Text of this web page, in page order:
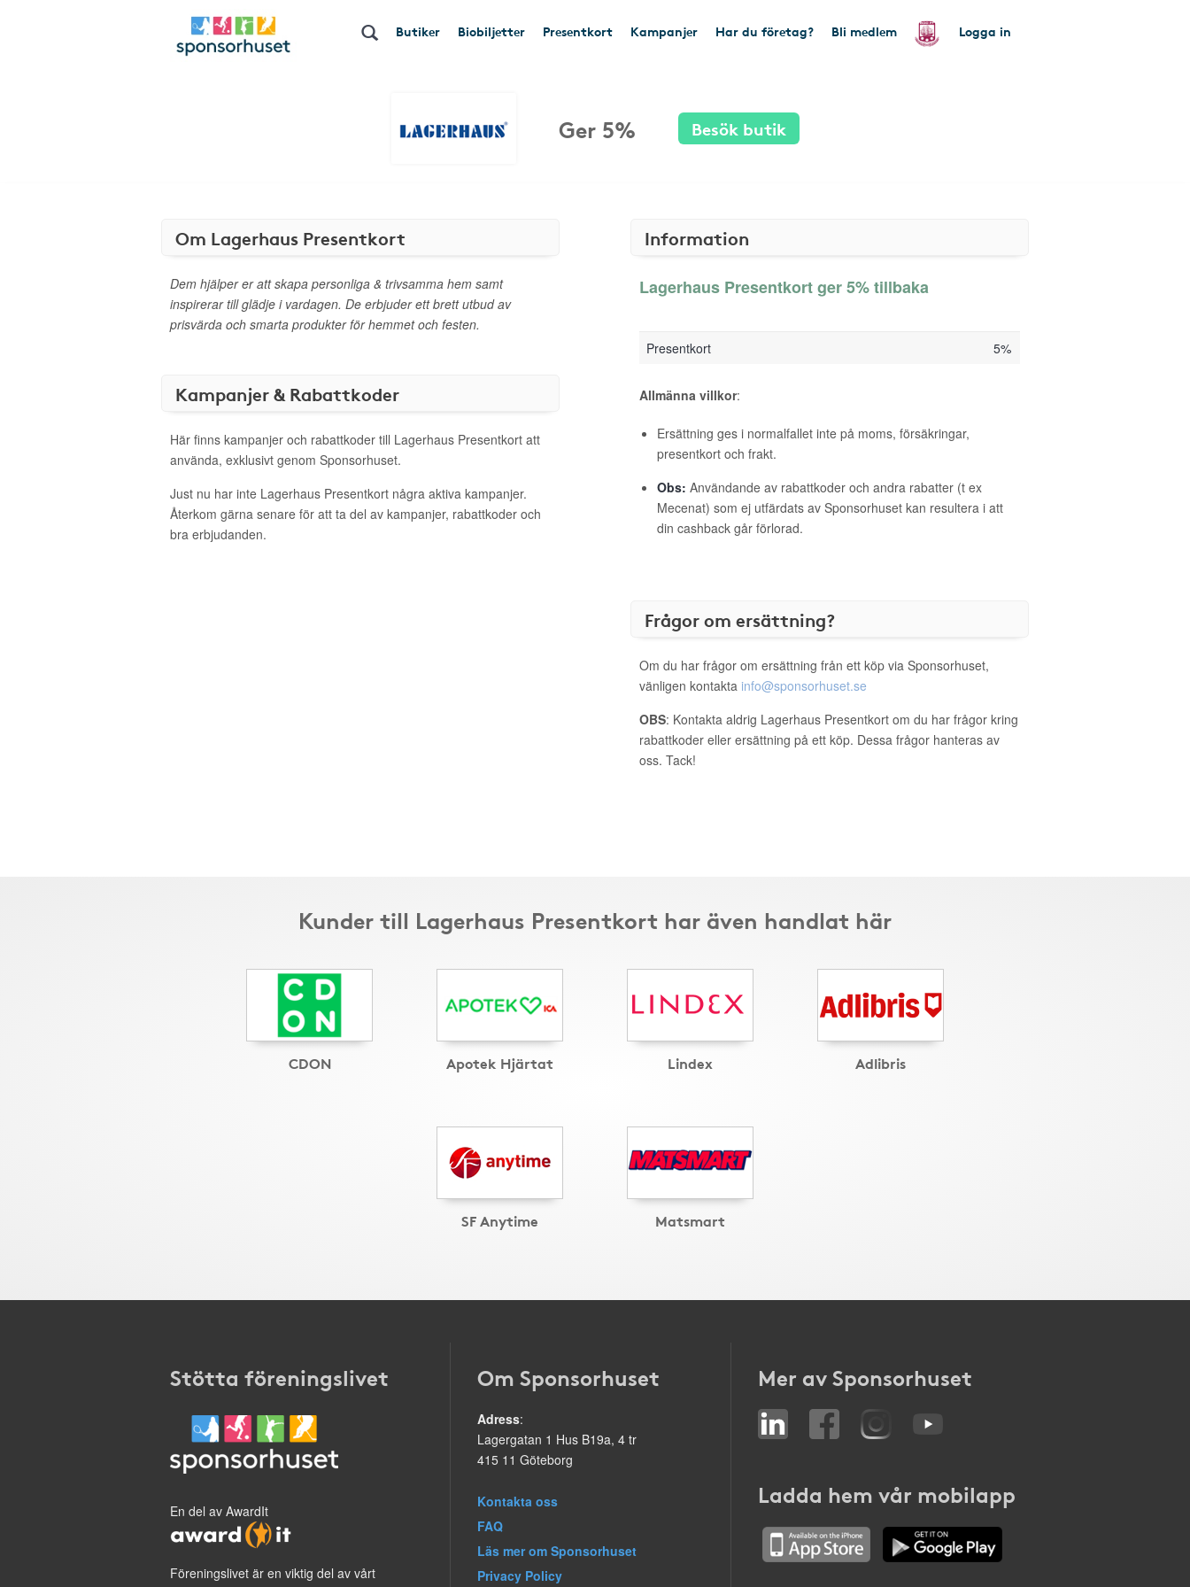
Butiker Biobiljetter Presentkort Kampanjer Har du företag? Bli medlem Logga in
Ger 5% Besök butik
Om Lagerhaus Presentkort
Dem hjälper er att skapa personliga & trivsamma hem samt
inspirerar till glädje i vardagen. De erbjuder ett brett utbud av
prisvärda och smarta produkter för hemmet och festen.
Kampanjer & Rabattkoder
Här finns kampanjer och rabattkoder till Lagerhaus Presentkort att
använda, exklusivt genom Sponsorhuset.
Just nu har inte Lagerhaus Presentkort några aktiva kampanjer.
Återkom gärna senare för att ta del av kampanjer, rabattkoder och
bra erbjudanden.
Information
Lagerhaus Presentkort ger 5% tillbaka
Presentkort 5%
Allmänna villkor:
Ersättning ges i normalfallet inte på moms, försäkringar,
presentkort och frakt.
Obs: Användande av rabattkoder och andra rabatter (t ex
Mecenat) som ej utfärdats av Sponsorhuset kan resultera i att
din cashback går förlorad.
Frågor om ersättning?
Om du har frågor om ersättning från ett köp via Sponsorhuset,
vänligen kontakta info@sponsorhuset.se
OBS: Kontakta aldrig Lagerhaus Presentkort om du har frågor kring
rabattkoder eller ersättning på ett köp. Dessa frågor hanteras av
oss. Tack!
Kunder till Lagerhaus Presentkort har även handlat här
CDON Apotek Hjärtat Lindex Adlibris
SF Anytime Matsmart
Stötta föreningslivet
En del av AwardIt
Föreningslivet är en viktig del av vårt
Om Sponsorhuset
Adress:
Lagergatan 1 Hus B19a, 4 tr
415 11 Göteborg
Kontakta oss
FAQ
Läs mer om Sponsorhuset
Privacy Policy
Mer av Sponsorhuset
Ladda hem vår mobilapp